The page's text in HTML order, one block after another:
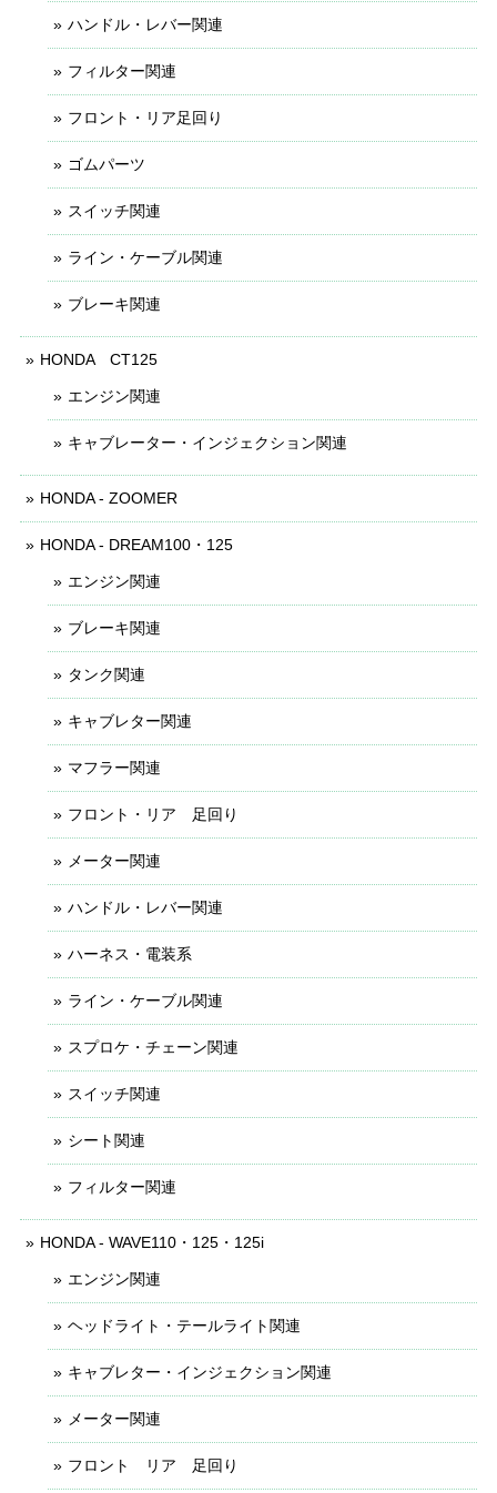
ハンドル・レバー関連
フィルター関連
フロント・リア足回り
ゴムパーツ
スイッチ関連
ライン・ケーブル関連
ブレーキ関連
HONDA CT125
エンジン関連
キャブレーター・インジェクション関連
HONDA - ZOOMER
HONDA - DREAM100・125
エンジン関連
ブレーキ関連
タンク関連
キャブレター関連
マフラー関連
フロント・リア 足回り
メーター関連
ハンドル・レバー関連
ハーネス・電装系
ライン・ケーブル関連
スプロケ・チェーン関連
スイッチ関連
シート関連
フィルター関連
HONDA - WAVE110・125・125i
エンジン関連
ヘッドライト・テールライト関連
キャブレター・インジェクション関連
メーター関連
フロント リア 足回り